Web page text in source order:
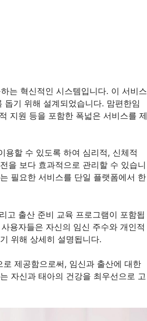
는 혁신적인 시스템입니다. 이 서비스
기 위해 설계되었습니다. 맘편한임
지원 등을 포함한 폭넓은 서비스를 제
용할 수 있도록 하여 심리적, 신체적
을 보다 효과적으로 관리할 수 있습니
필요한 서비스를 단일 플랫폼에서 한
고 출산 준비 교육 프로그램이 포함됩
용자들은 자신의 임신 주수와 개인적
위해 상세히 설명됩니다.
제공함으로써, 임신과 출산에 대한
자신과 태아의 건강을 최우선으로 고